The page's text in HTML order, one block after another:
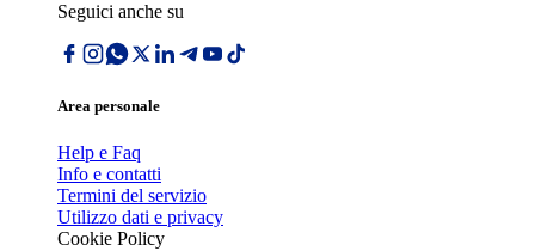
Seguici anche su
Area personale
Help e Faq
Info e contatti
Termini del servizio
Utilizzo dati e privacy
Cookie Policy